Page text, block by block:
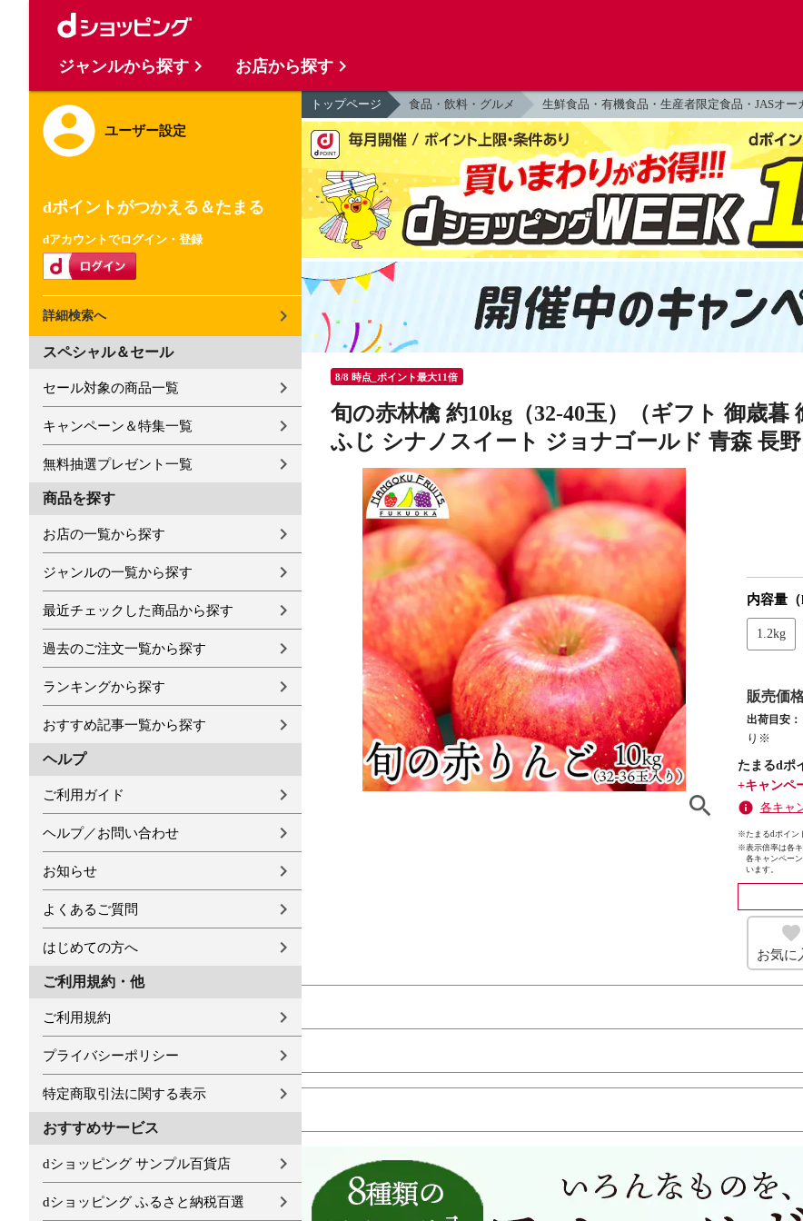
ユーザー設定
dポイントがつかえる＆たまる
dアカウントでログイン・登録
詳細検索へ
スペシャル＆セール
セール対象の商品一覧
キャンペーン＆特集一覧
無料抽選プレゼント一覧
商品を探す
お店の一覧から探す
ジャンルの一覧から探す
最近チェックした商品から探す
過去のご注文一覧から探す
ランキングから探す
おすすめ記事一覧から探す
ヘルプ
ご利用ガイド
ヘルプ／お問い合わせ
お知らせ
よくあるご質問
はじめての方へ
ご利用規約・他
ご利用規約
プライバシーポリシー
特定商取引法に関する表示
おすすめサービス
dショッピング サンプル百貨店
dショッピング ふるさと納税百選
トップページ 食品・飲料・グルメ 生鮮食品・有機食品・生産者限定食品・JASオー
8/8 時点_ポイント最大11倍
旬の赤林檎 約10kg（32-40玉）（ギフト 御歳
ふじ シナノスイート ジョナゴールド 青森 長野
内容量（
1.2kg
販売価
出荷目安：
り※
たまるdポ
+キャンペ
各キャ
※たまるdポイン
※表示倍率は各
各キャンペー
います。
お気に
ジャンルから探す お店から探す